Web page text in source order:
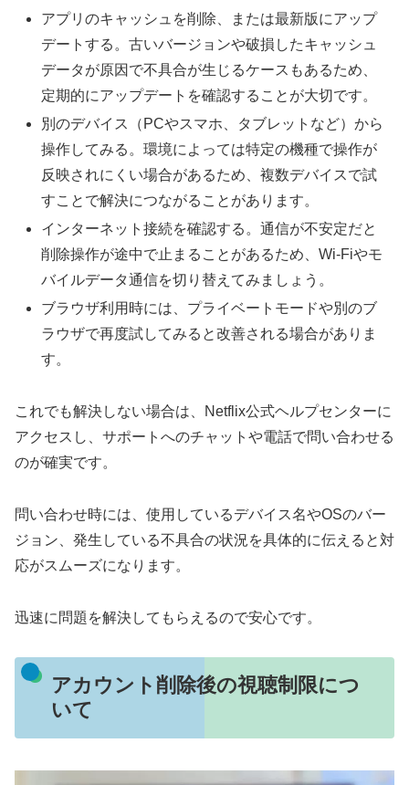
アプリのキャッシュを削除、または最新版にアップ
デートする。古いバージョンや破損したキャッシュ
データが原因で不具合が生じるケースもあるため、
定期的にアップデートを確認することが大切です。
別のデバイス（PCやスマホ、タブレットなど）から
操作してみる。環境によっては特定の機種で操作が
反映されにくい場合があるため、複数デバイスで試
すことで解決につながることがあります。
インターネット接続を確認する。通信が不安定だと
削除操作が途中で止まることがあるため、Wi-Fiやモ
バイルデータ通信を切り替えてみましょう。
ブラウザ利用時には、プライベートモードや別のブ
ラウザで再度試してみると改善される場合がありま
す。
これでも解決しない場合は、Netflix公式ヘルプセンターに
アクセスし、サポートへのチャットや電話で問い合わせる
のが確実です。
問い合わせ時には、使用しているデバイス名やOSのバー
ジョン、発生している不具合の状況を具体的に伝えると対
応がスムーズになります。
迅速に問題を解決してもらえるので安心です。
アカウント削除後の視聴制限につ
いて